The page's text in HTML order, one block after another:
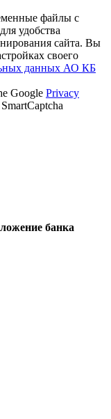
файлы с
удобства
сайта. Вы
своего
данных АО КБ
Google Privacy
банка